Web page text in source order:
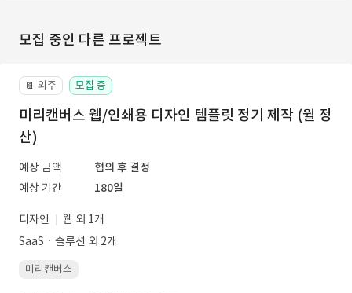
모집 중인 다른 프로젝트
📔 외주 모집 중
미리캔버스 웹/인쇄용 디자인 템플릿 정기 제작 (월 정
산)
예상 금액
협의 후 결정
예상 기간
180일
디자인
웹 외 1개
SaaSㆍ솔루션 외 2개
미리캔버스